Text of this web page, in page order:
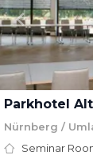
Parkhotel
Nürnberg /
Seminar